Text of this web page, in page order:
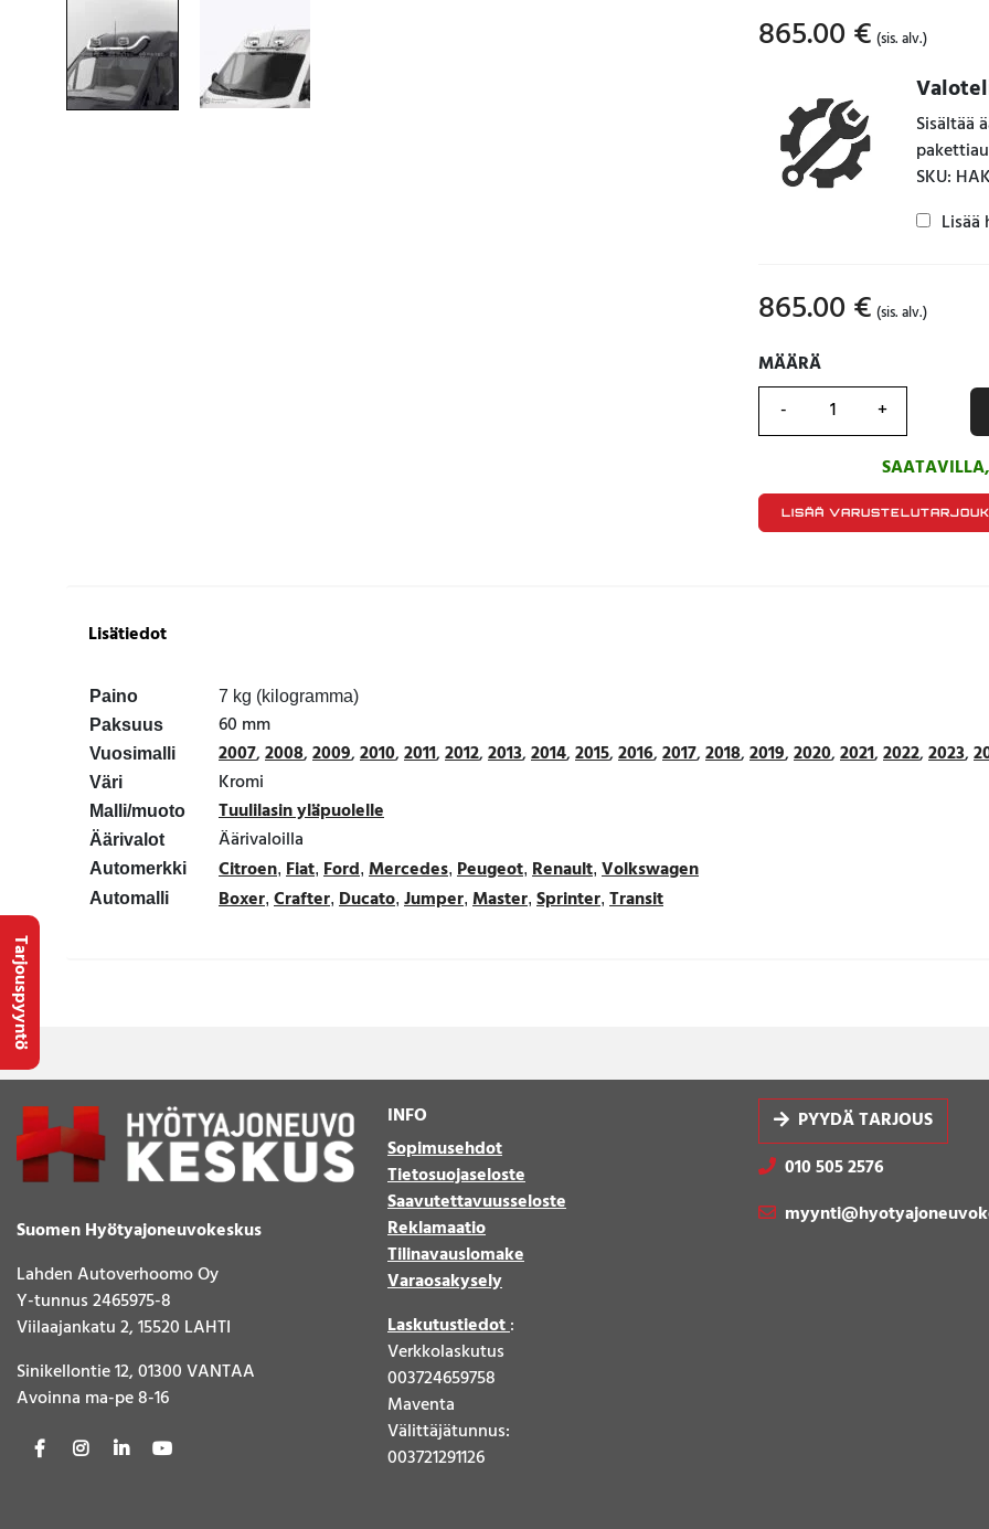
865.00 € (sis. alv.)
Sisältää
SKU:
Lisää
865.00 € (sis. alv.)
MÄÄRÄ
MÄÄRÄ
LISÄÄ
Lisätiedot
Paino
7 kg (kilogramma)
Paksuus
60 mm
Vuosimalli 2007,2008,2009,2010,2011,2012,2013,2014,2015,2016,2017,2018,2019,2020,2021,2022,2023,
Väri Kromi
Malli/muoto Tuulilasin yläpuolelle
Äärivalot Äärivaloilla
Automerkki Citroen, Fiat, Ford, Mercedes, Peugeot, Renault, Volkswagen
Automalli Boxer, Crafter, Ducato, Jumper, Master, Sprinter, Transit
Suomen Hyötyajoneuvokeskus
Lahden Autoverhoomo Oy
Y-tunnus 2465975-8
Viilaajankatu 2, 15520 LAHTI
Sinikellontie 12, 01300 VANTAA
Avoinna ma-pe 8-16
INFO
Sopimusehdot
Tietosuojaseloste
Saavutettavuusseloste
Reklamaatio
Tilinavauslomake
Varaosakysely
Laskutustiedot:
Verkkolaskutus
003724659758
Maventa
Välittäjätunnus:
003721291126
PYYDÄ TARJOUS
010 505 2576
Tarjouspyyntö